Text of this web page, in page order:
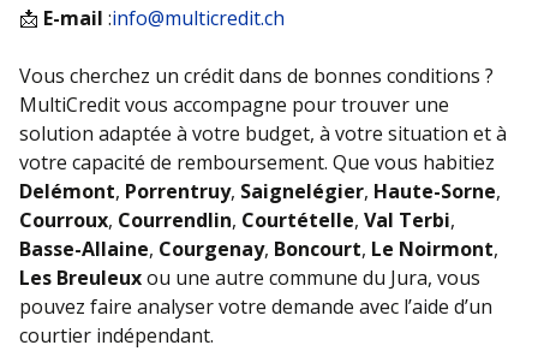
📩 E-mail :info@multicredit.ch
Vous cherchez un crédit dans de bonnes conditions ?
MultiCredit vous accompagne pour trouver une
solution adaptée à votre budget, à votre situation et à
votre capacité de remboursement. Que vous habitiez
Delémont, Porrentruy, Saignelégier, Haute-Sorne,
Courroux, Courrendlin, Courtételle, Val Terbi,
Basse-Allaine, Courgenay, Boncourt, Le Noirmont,
Les Breuleuxou une autre commune du Jura, vous
pouvez faire analyser votre demande avec l’aide d’un
courtier indépendant.